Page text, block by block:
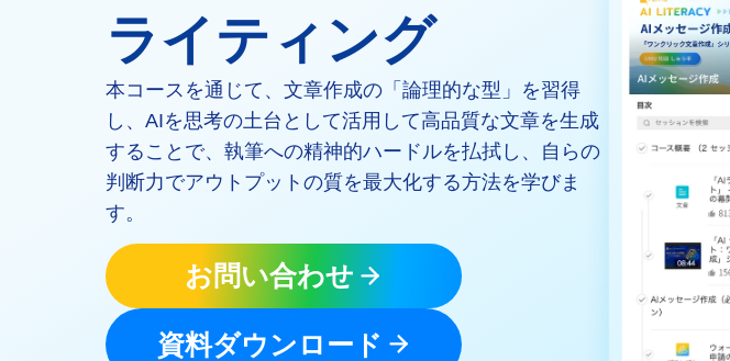
AIリテラシー アセスメント
企業のAIリテラシーを可視化
し、組織変革を推進する人材の
発掘・育成を支援
AI人材育成：次世代トップセ
ールス育成
営業担当者のAI活用力を高め、
成約率向上を実現
AI人材育成：ビジネスライテ
ら、営業担当者の交渉力強化ま
でを網羅
AI マネジメント Dojo
AI部下との対話シミュレーショ
ンでマネジメント課題を特定。
個別フィードバックでスキルを
定着
uShow
製品紹介や営業トレーニングと
いった、重要なビジネスプレゼ
ンに最適化されたPPTスピーチ
練習
2.8万社以上が導入した信頼と実績の一覧を、こちらでご覧いた
だけます。
プロが作成した質の高い研修コースを購入し、即座に自社で導
入できます
代表・顧問
代表と各分野の顧問・アドバイザーをご紹介
セキュリティ
ISO認証取得済み。最高水準のセキュリティ体制
ライティング
本コースを通じて、文章作成の「論理的な型」を習得
し、AIを思考の土台として活用して高品質な文章を生成
することで、執筆への精神的ハードルを払拭し、自らの
判断力でアウトプットの質を最大化する方法を学びま
す。
お問い合わせ
資料ダウンロード